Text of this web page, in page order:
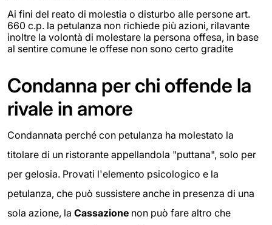
Ai fini del reato di molestia o disturbo alle persone art.
660 c.p. la petulanza non richiede più azioni, rilavante
inoltre la volontà di molestare la persona offesa, in base
al sentire comune le offese non sono certo gradite
Condanna per chi offende la
rivale in amore
Condannata perché con petulanza ha molestato la
titolare di un ristorante appellandola "puttana", solo per
per gelosia. Provati l'elemento psicologico e la
petulanza, che può sussistere anche in presenza di una
sola azione, la Cassazione non può fare altro che